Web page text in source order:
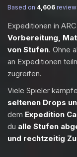
Based on 4,606
Expeditionen in
Vorbereitung,
von Stufen. Ohne
an Expeditionen
zugreifen.
Viele Spieler
seltenen Drops
dem Expedition
du alle Stufen
und rechtzeitig